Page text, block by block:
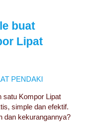
buat
Lipat
PENDAKI
satu Kompor Lipat
simple dan efektif.
dan kekurangannya?